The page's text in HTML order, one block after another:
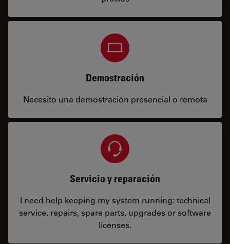
Demostración
Necesito una demostración presencial o remota
Servicio y reparación
I need help keeping my system running: technical
service, repairs, spare parts, upgrades or software
licenses.